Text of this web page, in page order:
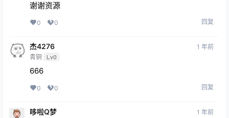
谢谢资源
0 0 回复
杰4276
青铜 Lv0
1 年前
666
0 0 回复
哆啦Q梦 1 年前